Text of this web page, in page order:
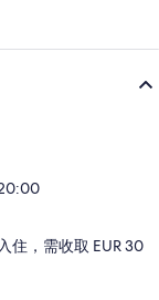
住，需收取 EUR 30